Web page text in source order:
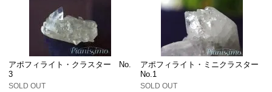
アポフィライト・クラスター No.
3
SOLD OUT
アポフィライト・ミニクラスター
No.1
SOLD OUT